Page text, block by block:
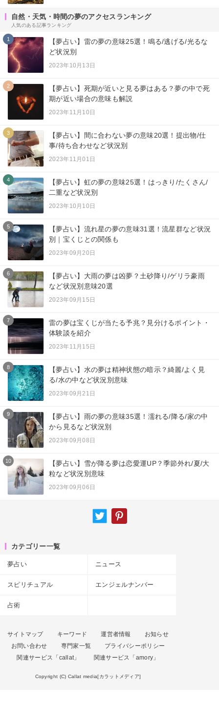
自然・天気・時間の夢のアクセスランキング
人気のある記事ランキング
1
【夢占い】雷の夢の意味25選！鳴る/逃げる/光るな
ど状況別
2023年10月13日
2
【夢占い】死期が近いと見る夢はある？夢の中で死
期が近い場合の意味も解説
2023年11月10日
3
【夢占い】間に合わない夢の意味20選！提出物/仕
事/待ち合わせなど状況別
2023年11月01日
4
【夢占い】虹の夢の意味25選！はっきり/たくさん/
二重など状況別
2023年10月10日
5
【夢占い】流れ星の夢の意味31選！流星群など状況
別｜宝くじとの関係も
2023年09月20日
6
【夢占い】大雨の夢は凶夢？土砂降り/ゲリラ豪雨
など状況別意味20選
2023年09月15日
7
雷の夢は宝くじが当たる予兆？見分けるポイント・
体験談を紹介
2023年11月15日
8
【夢占い】水の夢は精神状態の暗示？綺麗/よく見
る/水の中など状況別意味
2023年09月21日
9
【夢占い】雨の夢の意味35選！濡れる/降る/家の中
から見るなど状況別
2023年09月08日
10
【夢占い】雪が降る夢は恋愛運UP？季節外れ/夏/大
粒など状況別意味
2023年09月06日
カテゴリー一覧
夢占い ニュース
スピリチュアル エンジェルナンバー
占術
サイトマップ キーワード 運営者情報
お知らせ
お問い合わせ
専門家一覧
プライバシーポリシー
関連サービス「callat」
関連サービス「amory」
Copyright (C) Callat media[カラットメディア]